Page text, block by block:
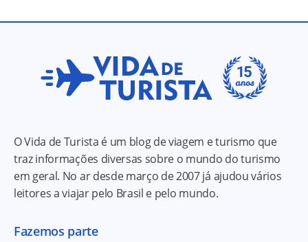
O Vida de Turista é um blog de viagem e turismo que
traz informações diversas sobre o mundo do turismo
em geral. No ar desde março de 2007 já ajudou vários
leitores a viajar pelo Brasil e pelo mundo.
Fazemos parte